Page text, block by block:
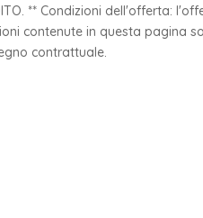
** Condizioni dell'offerta:
contenute in questa pagina
contrattuale.